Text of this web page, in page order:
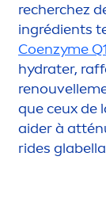
recherchez
ingrédients
Coenzyme
hydrater,
renouvelle
que ceux de
aider à
rides